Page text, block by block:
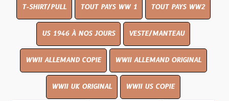
T-SHIRT/PULL TOUT PAYS WW 1 TOUT PAYS WW2
US 1946 À NOS JOURS VESTE/MANTEAU
WWII ALLEMAND COPIE WWII ALLEMAND ORIGINAL
WWII UK ORIGINAL WWII US COPIE